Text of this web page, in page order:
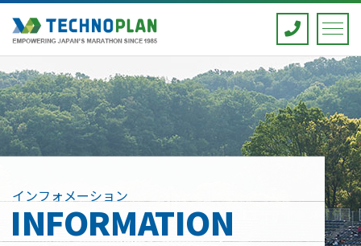
インフォメーション
INFORMATION